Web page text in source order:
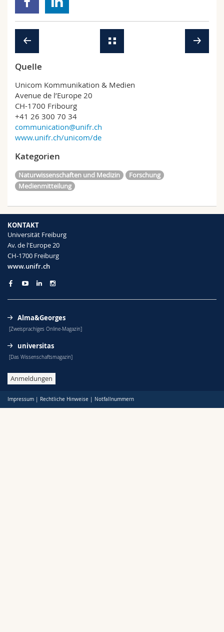
Quelle
Unicom Kommunikation & Medien
Avenue de l’Europe 20
CH-1700 Fribourg
+41 26 300 70 34
communication@unifr.ch
www.unifr.ch/unicom/de
Kategorien
Naturwissenschaften und Medizin
Forschung
Medienmitteilung
KONTAKT
Universität Freiburg
Av. de l'Europe 20
CH-1700 Freiburg
www.unifr.ch
Alma&Georges
[Zweisprachiges Online-Magazin]
universitas
[Das Wissenschaftsmagazin]
Anmeldungen
Impressum Rechtliche Hinweise Notfallnummern